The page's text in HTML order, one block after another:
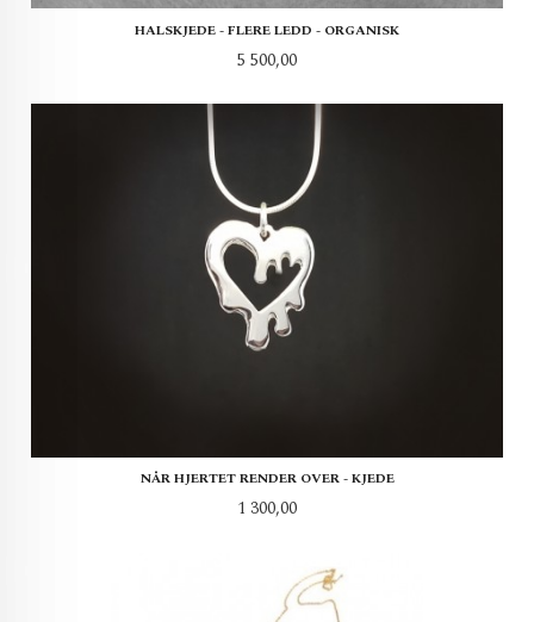
HALSKJEDE - FLERE LEDD - ORGANISK
Pris
5 500,00
NÅR HJERTET RENDER OVER - KJEDE
Pris
1 300,00